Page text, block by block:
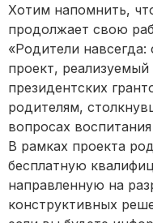
Хотим напомнить,
продолжает свою
«Родители
проект,
президентских
родителям,
вопросах
В рамках проекта
бесплатную
направленную на
конструктивных